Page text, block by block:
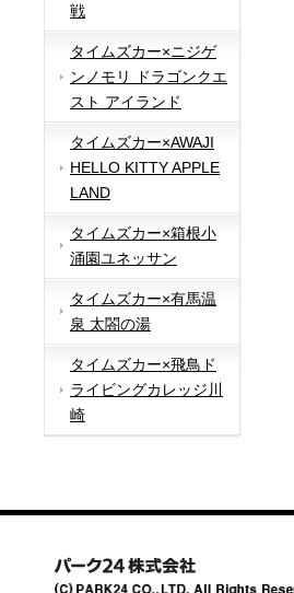
戦
タイムズカー×ニジゲ
ンノモリ ドラゴンクエ
スト アイランド
タイムズカー×AWAJI
HELLO KITTY APPLE
LAND
タイムズカー×箱根小
涌園ユネッサン
タイムズカー×有馬温
泉 太閤の湯
タイムズカー×飛鳥ド
ライビングカレッジ川
崎